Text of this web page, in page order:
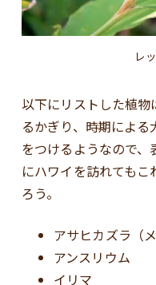
レ
以下にリストした植
るかぎり、時期によ
をつけるようなので
にハワイを訪れても
ろう。
アサヒカズラ（
アンスリウム
イリマ